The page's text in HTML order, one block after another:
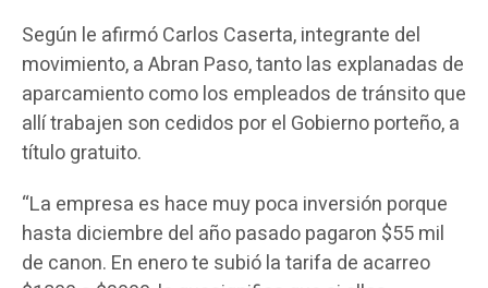
Según le afirmó Carlos Caserta, integrante del
movimiento, a Abran Paso, tanto las explanadas de
aparcamiento como los empleados de tránsito que
allí trabajen son cedidos por el Gobierno porteño, a
título gratuito.
“La empresa es hace muy poca inversión porque
hasta diciembre del año pasado pagaron $55 mil
de canon. En enero te subió la tarifa de acarreo